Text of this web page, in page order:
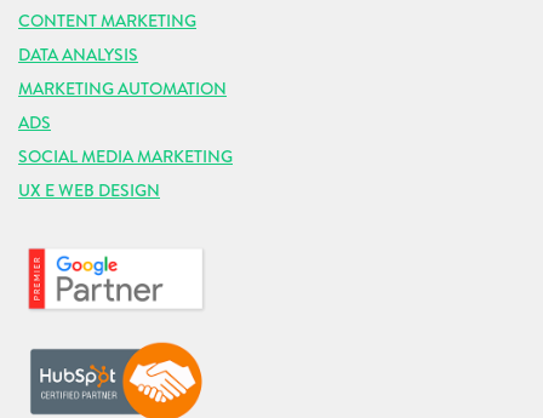
CONTENT MARKETING
DATA ANALYSIS
MARKETING AUTOMATION
ADS
SOCIAL MEDIA MARKETING
UX E WEB DESIGN